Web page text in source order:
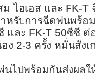
ม ไอเอส และ FK-
หรับการฉีดพ่นพร้อ
และ FK-T 50ซีซี
ง 2-3 ครั้ง หมั่นสังเ
นไปพร้อมกันส่งผลใ